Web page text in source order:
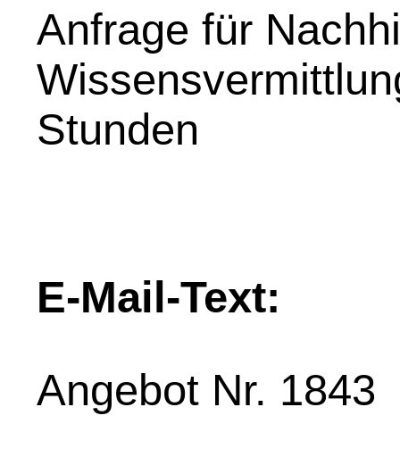
Anfrage für
Stunden
E-Mail-Text:
Angebot Nr. 1843